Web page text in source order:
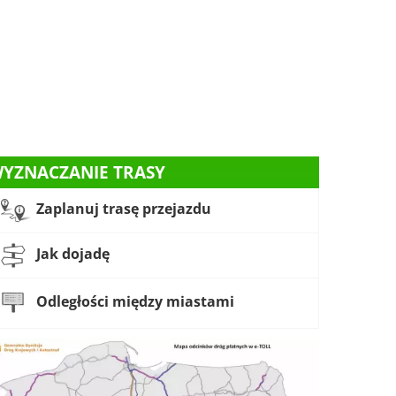
TRASY
Zaplanuj trasę przejazdu
Jak dojadę
Odległości między miastami